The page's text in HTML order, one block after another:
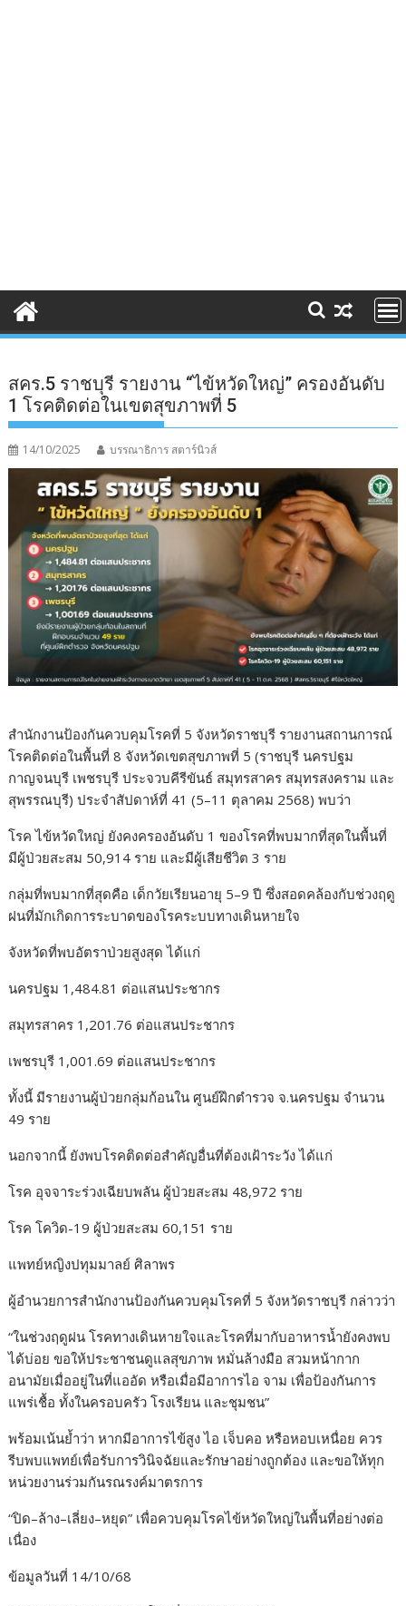
สคร.5 ราชบุรี รายงาน “ไข้หวัดใหญ่” ครองอันดับ
1 โรคติดต่อในเขตสุขภาพที่ 5
14/10/2025 บรรณาธิการ สตาร์นิวส์
สำนักงานป้องกันควบคุมโรคที่ 5 จังหวัดราชบุรี รายงานสถานการณ์
โรคติดต่อในพื้นที่ 8 จังหวัดเขตสุขภาพที่ 5 (ราชบุรี นครปฐม
กาญจนบุรี เพชรบุรี ประจวบคีรีขันธ์ สมุทรสาคร สมุทรสงคราม และ
สุพรรณบุรี) ประจำสัปดาห์ที่ 41 (5–11 ตุลาคม 2568) พบว่า
โรค ไข้หวัดใหญ่ ยังคงครองอันดับ 1 ของโรคที่พบมากที่สุดในพื้นที่
มีผู้ป่วยสะสม 50,914 ราย และมีผู้เสียชีวิต 3 ราย
กลุ่มที่พบมากที่สุดคือ เด็กวัยเรียนอายุ 5–9 ปี ซึ่งสอดคล้องกับช่วงฤดู
ฝนที่มักเกิดการระบาดของโรคระบบทางเดินหายใจ
จังหวัดที่พบอัตราป่วยสูงสุด ได้แก่
นครปฐม 1,484.81 ต่อแสนประชากร
สมุทรสาคร 1,201.76 ต่อแสนประชากร
เพชรบุรี 1,001.69 ต่อแสนประชากร
ทั้งนี้ มีรายงานผู้ป่วยกลุ่มก้อนใน ศูนย์ฝึกตำรวจ จ.นครปฐม จำนวน
49 ราย
นอกจากนี้ ยังพบโรคติดต่อสำคัญอื่นที่ต้องเฝ้าระวัง ได้แก่
โรค อุจจาระร่วงเฉียบพลัน ผู้ป่วยสะสม 48,972 ราย
โรค โควิด-19 ผู้ป่วยสะสม 60,151 ราย
แพทย์หญิงปทุมมาลย์ ศิลาพร
ผู้อำนวยการสำนักงานป้องกันควบคุมโรคที่ 5 จังหวัดราชบุรี กล่าวว่า
“ในช่วงฤดูฝน โรคทางเดินหายใจและโรคที่มากับอาหารน้ำยังคงพบ
ได้บ่อย ขอให้ประชาชนดูแลสุขภาพ หมั่นล้างมือ สวมหน้ากาก
อนามัยเมื่ออยู่ในที่แออัด หรือเมื่อมีอาการไอ จาม เพื่อป้องกันการ
แพร่เชื้อ ทั้งในครอบครัว โรงเรียน และชุมชน”
พร้อมเน้นย้ำว่า หากมีอาการไข้สูง ไอ เจ็บคอ หรือหอบเหนื่อย ควร
รีบพบแพทย์เพื่อรับการวินิจฉัยและรักษาอย่างถูกต้อง และขอให้ทุก
หน่วยงานร่วมกันรณรงค์มาตรการ
“ปิด–ล้าง–เลี่ยง–หยุด” เพื่อควบคุมโรคไข้หวัดใหญ่ในพื้นที่อย่างต่อ
เนื่อง
ข้อมูลวันที่ 14/10/68